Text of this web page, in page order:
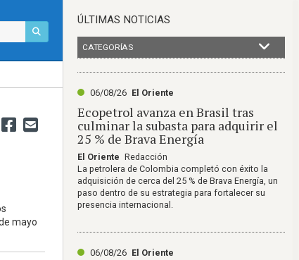
mayo
ÚLTIMAS NOTICIAS
CATEGORÍAS
06/08/26 El Oriente
Ecopetrol avanza en Brasil tras
culminar la subasta para adquirir el
25 % de Brava Energía
El Oriente Redacción
La petrolera de Colombia completó con éxito la
adquisición de cerca del 25 % de Brava Energía, un
paso dentro de su estrategia para fortalecer su
presencia internacional.
06/08/26 El Oriente